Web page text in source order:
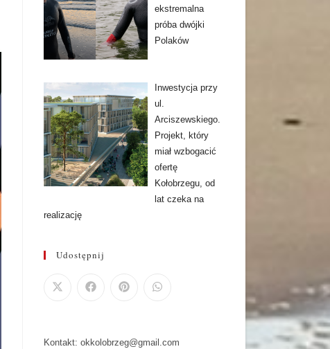
ekstremalna
próba dwójki
Polaków
Inwestycja przy
ul.
Arciszewskiego.
Projekt, który
miał wzbogacić
ofertę
Kołobrzegu, od
lat czeka na
realizację
Udostępnij
Kontakt: okkolobrzeg@gmail.com